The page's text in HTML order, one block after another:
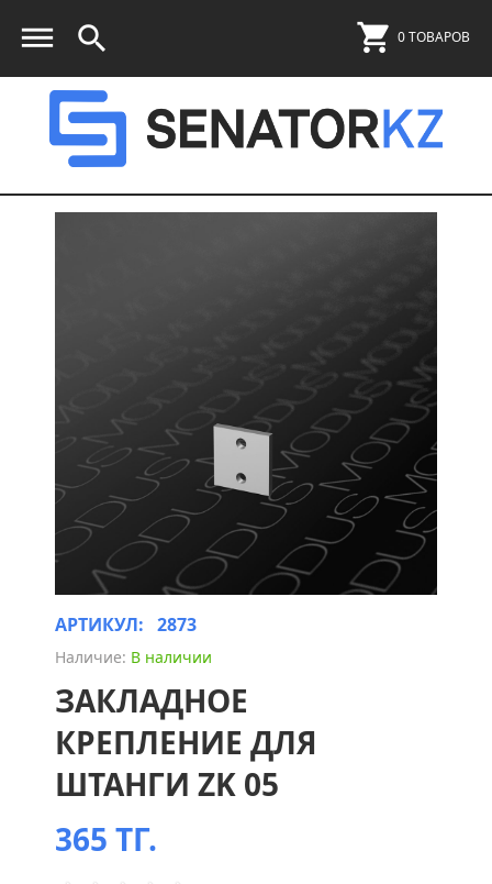
0 ТОВАРОВ
АРТИКУЛ: 2873
Наличие: В наличии
ЗАКЛАДНОЕ
КРЕПЛЕНИЕ ДЛЯ
ШТАНГИ ZK 05
365 ТГ.